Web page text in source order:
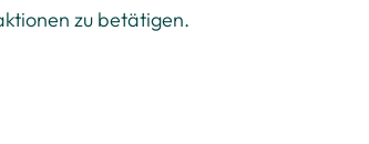
zu betätigen.